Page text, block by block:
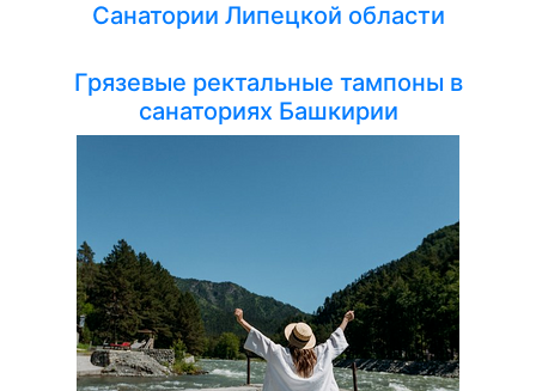
Санатории Липецкой области
Грязевые ректальные тампоны в
санаториях Башкирии